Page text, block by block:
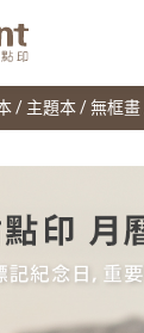
/ 主題本 / 無框畫